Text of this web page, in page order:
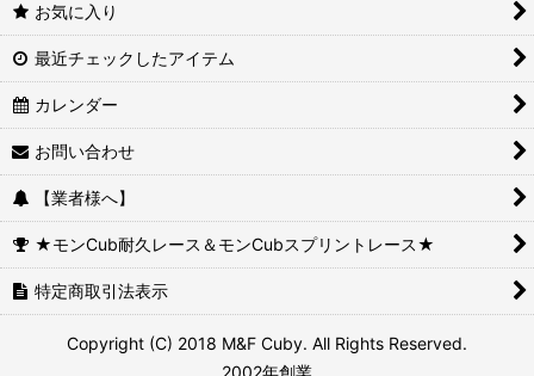
お気に入り
最近チェックしたアイテム
カレンダー
お問い合わせ
【業者様へ】
★モンCub耐久レース＆モンCubスプリントレース★
特定商取引法表示
Copyright (C) 2018 M&F Cuby. All Rights Reserved.
2002年創業